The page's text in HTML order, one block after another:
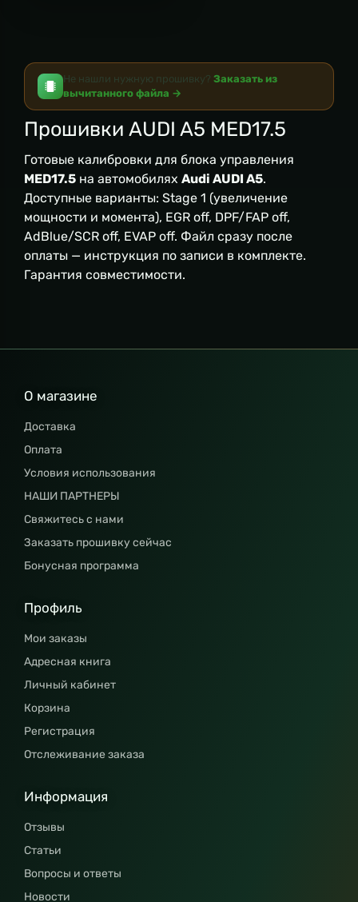
Не нашли нужную прошивку? Заказать из
вычитанного файла →
Прошивки AUDI A5 MED17.5
Готовые калибровки для блока управления
MED17.5 на автомобилях Audi AUDI A5.
Доступные варианты: Stage 1 (увеличение
мощности и момента), EGR off, DPF/FAP off,
AdBlue/SCR off, EVAP off. Файл сразу после
оплаты — инструкция по записи в комплекте.
Гарантия совместимости.
О магазине
Доставка
Оплата
Условия использования
НАШИ ПАРТНЕРЫ
Свяжитесь с нами
Заказать прошивку сейчас
Бонусная программа
Профиль
Мои заказы
Адресная книга
Личный кабинет
Корзина
Регистрация
Отслеживание заказа
Информация
Отзывы
Статьи
Вопросы и ответы
Новости